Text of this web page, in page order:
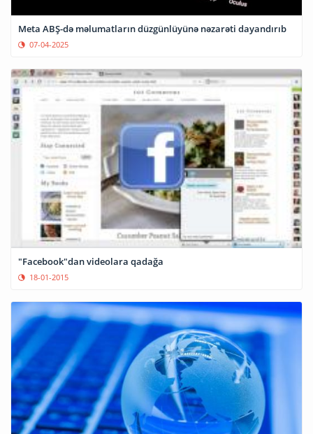
Meta ABŞ-də məlumatların düzgünlüyünə nəzarəti dayandırıb
07-04-2025
"Facebook"dan videolara qadağa
18-01-2015